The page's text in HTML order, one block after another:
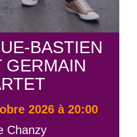
BASTIEN
GERMAIN
2026 à 20:00
Chanzy